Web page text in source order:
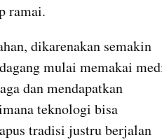
ramai.
dikarenakan semakin
mulai memakai
dan mendapatkan
teknologi bisa
tradisi justru berjalan